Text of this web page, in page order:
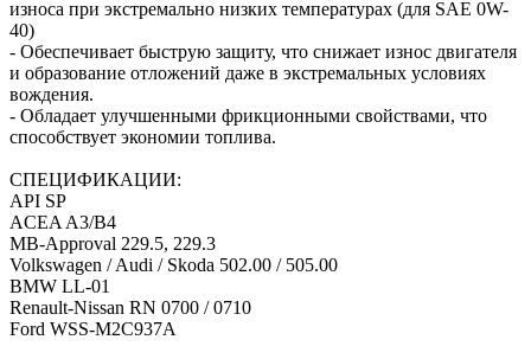
износа при экстремально низких температурах (для SAE 0W-
40)
- Обеспечивает быструю защиту, что снижает износ двигателя
и образование отложений даже в экстремальных условиях
вождения.
- Обладает улучшенными фрикционными свойствами, что
способствует экономии топлива.
СПЕЦИФИКАЦИИ:
API SP
ACEA A3/B4
MB-Approval 229.5, 229.3
Volkswagen / Audi / Skoda 502.00 / 505.00
BMW LL-01
Renault-Nissan RN 0700 / 0710
Ford WSS-M2C937A